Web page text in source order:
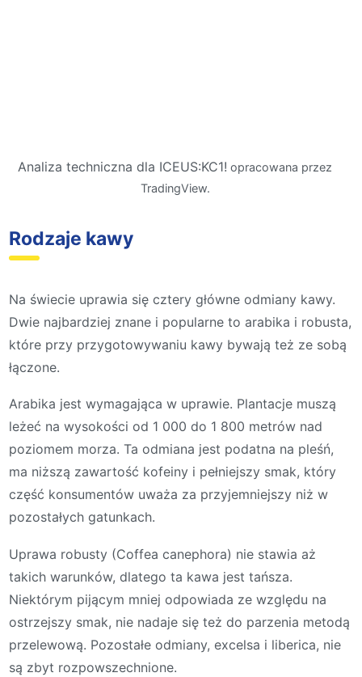
Analiza techniczna dla ICEUS:KC1! opracowana przez
TradingView.
Rodzaje kawy
Na świecie uprawia się cztery główne odmiany kawy.
Dwie najbardziej znane i popularne to arabika i robusta,
które przy przygotowywaniu kawy bywają też ze sobą
łączone.
Arabika jest wymagająca w uprawie. Plantacje muszą
leżeć na wysokości od 1 000 do 1 800 metrów nad
poziomem morza. Ta odmiana jest podatna na pleśń,
ma niższą zawartość kofeiny i pełniejszy smak, który
część konsumentów uważa za przyjemniejszy niż w
pozostałych gatunkach.
Uprawa robusty (Coffea canephora) nie stawia aż
takich warunków, dlatego ta kawa jest tańsza.
Niektórym pijącym mniej odpowiada ze względu na
ostrzejszy smak, nie nadaje się też do parzenia metodą
przelewową. Pozostałe odmiany, excelsa i liberica, nie
są zbyt rozpowszechnione.